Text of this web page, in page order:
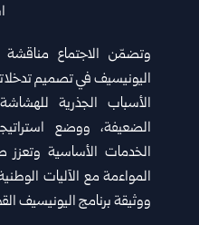
وتضمّن الاجتماع مناقشة
اليونيسيف في تصميم
الأسباب الجذرية
الضعيفة، ووضع
الخدمات الأساسية
المواءمة مع الآليات
ووثيقة برنامج اليونيسيف